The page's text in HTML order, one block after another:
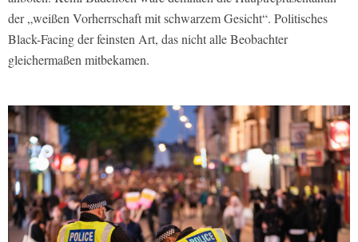
der „weißen Vorherrschaft mit schwarzem Gesicht“. Politisches
Black-Facing der feinsten Art, das nicht alle Beobachter
gleichermaßen mitbekamen.